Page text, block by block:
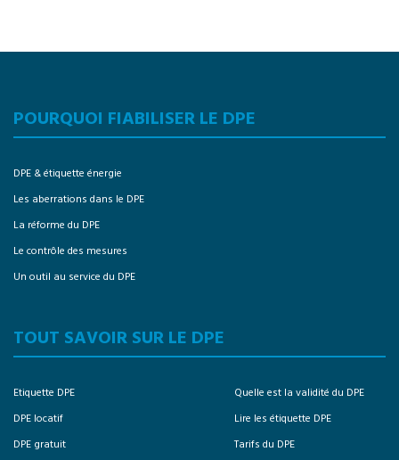
POURQUOI FIABILISER LE DPE
DPE & étiquette énergie
Les aberrations dans le DPE
La réforme du DPE
Le contrôle des mesures
Un outil au service du DPE
TOUT SAVOIR SUR LE DPE
Etiquette DPE
DPE locatif
DPE gratuit
Quelle est la validité du DPE
Lire les étiquette DPE
Tarifs du DPE